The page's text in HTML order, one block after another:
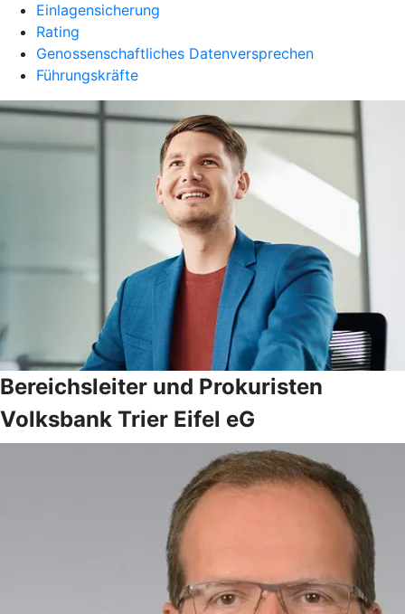
Einlagensicherung
Rating
Genossenschaftliches Datenversprechen
Führungskräfte
Bereichsleiter und Prokuristen
Volksbank Trier Eifel eG